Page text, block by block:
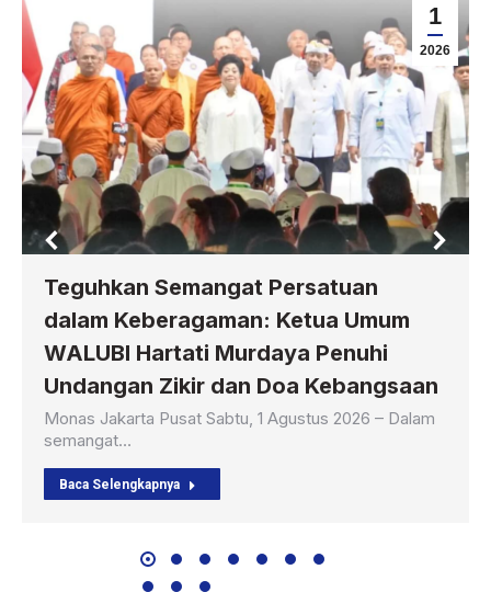
1
2026
Teguhkan Semangat Persatuan
dalam Keberagaman: Ketua Umum
WALUBI Hartati Murdaya Penuhi
Undangan Zikir dan Doa Kebangsaan
Monas Jakarta Pusat Sabtu, 1 Agustus 2026 – Dalam
semangat…
Baca Selengkapnya